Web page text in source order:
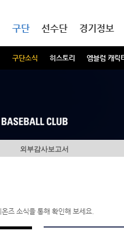
구단
구단소식 히스토리 엠블럼 캐릭
선수단 경기정보
외부감사보고서
즈 소식을 통해 확인해 보세요.